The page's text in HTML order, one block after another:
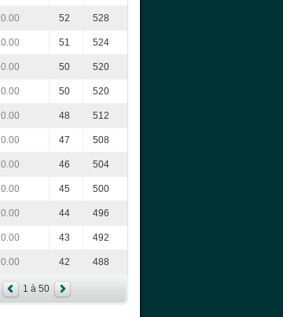
0.00 52 528
0.00 51 524
0.00 50 520
0.00 50 520
0.00 48 512
0.00 47 508
0.00 46 504
0.00 45 500
0.00 44 496
0.00 43 492
0.00 42 488
1 à 50